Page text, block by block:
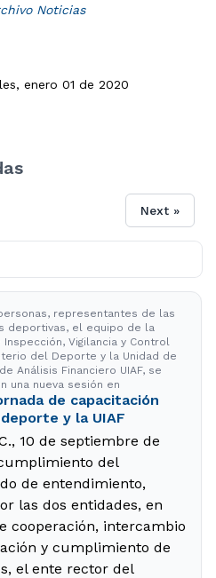
Noticias
enero 01 de 2020
Next »
representantes de las
deportivas, el equipo de la
Vigilancia y Control
del Deporte y la Unidad de
Análisis Financiero UIAF, se
una nueva sesión en
de capacitación
y la UIAF
10 de septiembre de
del
de entendimiento,
las dos entidades, en
cooperación, intercambio
y cumplimiento de
el ente rector del